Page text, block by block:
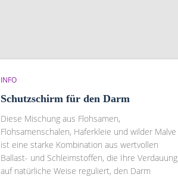
INFO
Schutzschirm für den Darm
Diese Mischung aus Flohsamen,
Flohsamenschalen, Haferkleie und wilder Malve
ist eine starke Kombination aus wertvollen
Ballast- und Schleimstoffen, die Ihre Verdauung
auf natürliche Weise reguliert, den Darm